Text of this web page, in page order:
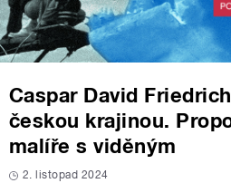
Caspar David
českou krajinou.
malíře s viděným
2. listopad 2024